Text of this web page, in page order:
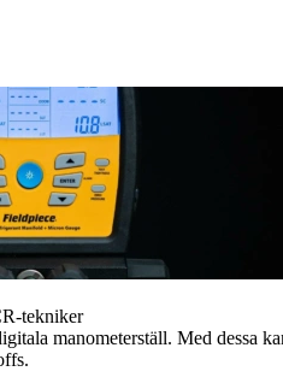
tekniker
manometerställ. Med dessa